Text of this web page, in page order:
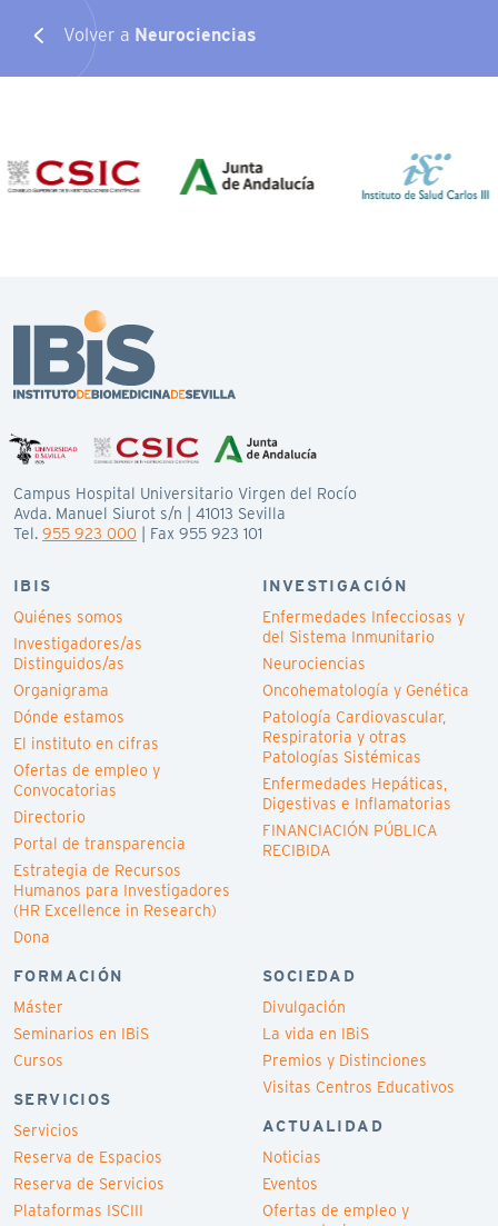
Volver a Neurociencias
Campus Hospital Universitario Virgen del Rocío
Avda. Manuel Siurot s/n | 41013 Sevilla
Tel. 955 923 000 | Fax 955 923 101
IBIS
Quiénes somos
Investigadores/as
Distinguidos/as
Organigrama
Dónde estamos
El instituto en cifras
Ofertas de empleo y
Convocatorias
Directorio
Portal de transparencia
Estrategia de Recursos
Humanos para Investigadores
(HR Excellence in Research)
Dona
INVESTIGACIÓN
Enfermedades Infecciosas y
del Sistema Inmunitario
Neurociencias
Oncohematología y Genética
Patología Cardiovascular,
Respiratoria y otras
Patologías Sistémicas
Enfermedades Hepáticas,
Digestivas e Inflamatorias
FINANCIACIÓN PÚBLICA
RECIBIDA
FORMACIÓN
Máster
Seminarios en IBiS
Cursos
SERVICIOS
Servicios
Reserva de Espacios
Reserva de Servicios
Plataformas ISCIII
SOCIEDAD
Divulgación
La vida en IBiS
Premios y Distinciones
Visitas Centros Educativos
ACTUALIDAD
Noticias
Eventos
Ofertas de empleo y